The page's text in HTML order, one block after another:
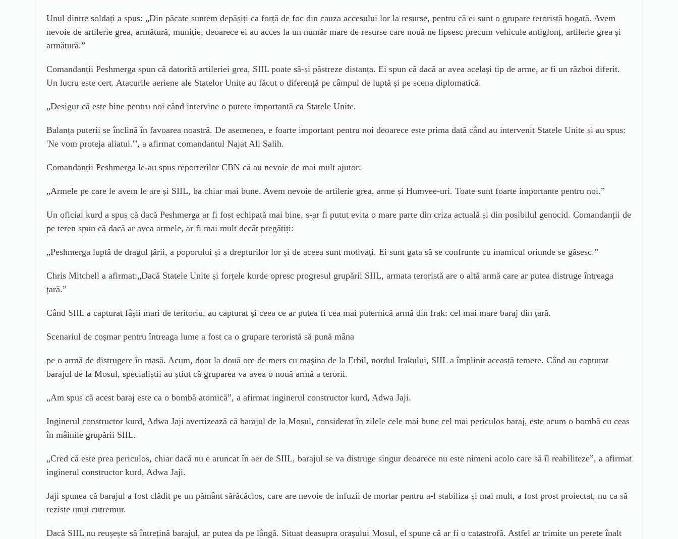
Unul dintre soldați a spus: „Din păcate suntem depășiți ca forță de foc din cauza accesului lor la resurse, pentru că ei sunt o grupare teroristă bogată. Avem
nevoie de artilerie grea, armătură, muniție, deoarece ei au acces la un număr mare de resurse care nouă ne lipsesc precum vehicule antiglonț, artilerie grea și
armătură.”
Comandanții Peshmerga spun că datorită artileriei grea, SIIL poate să-și păstreze distanța. Ei spun că dacă ar avea același tip de arme, ar fi un război diferit.
Un lucru este cert. Atacurile aeriene ale Statelor Unite au făcut o diferență pe câmpul de luptă și pe scena diplomatică.
„Desigur că este bine pentru noi când intervine o putere importantă ca Statele Unite.
Balanța puterii se înclină în favoarea noastră. De asemenea, e foarte important pentru noi deoarece este prima dată când au intervenit Statele Unite și au spus:
'Ne vom proteja aliatul.''', a afirmat comandantul Najat Ali Salih.
Comandanții Peshmerga le-au spus reporterilor CBN că au nevoie de mai mult ajutor:
„Armele pe care le avem le are și SIIL, ba chiar mai bune. Avem nevoie de artilerie grea, arme și Humvee-uri. Toate sunt foarte importante pentru noi.”
Un oficial kurd a spus că dacă Peshmerga ar fi fost echipată mai bine, s-ar fi putut evita o mare parte din criza actuală și din posibilul genocid. Comandanții de
pe teren spun că dacă ar avea armele, ar fi mai mult decât pregătiți:
„Peshmerga luptă de dragul țării, a poporului și a drepturilor lor și de aceea sunt motivați. Ei sunt gata să se confrunte cu inamicul oriunde se găsesc.”
Chris Mitchell a afirmat:„Dacă Statele Unite și forțele kurde opresc progresul grupării SIIL, armata teroristă are o altă armă care ar putea distruge întreaga
țară.”
Când SIIL a capturat fâșii mari de teritoriu, au capturat și ceea ce ar putea fi cea mai puternică armă din Irak: cel mai mare baraj din țară.
Scenariul de coșmar pentru întreaga lume a fost ca o grupare teroristă să pună mâna
pe o armă de distrugere în masă. Acum, doar la două ore de mers cu mașina de la Erbil, nordul Irakului, SIIL a împlinit această temere. Când au capturat
barajul de la Mosul, specialiștii au știut că gruparea va avea o nouă armă a terorii.
„Am spus că acest baraj este ca o bombă atomică”, a afirmat inginerul constructor kurd, Adwa Jaji.
Inginerul constructor kurd, Adwa Jaji avertizează că barajul de la Mosul, considerat în zilele cele mai bune cel mai periculos baraj, este acum o bombă cu ceas
în mâinile grupării SIIL.
„Cred că este prea periculos, chiar dacă nu e aruncat în aer de SIIL, barajul se va distruge singur deoarece nu este nimeni acolo care să îl reabiliteze”, a afirmat
inginerul constructor kurd, Adwa Jaji.
Jaji spunea că barajul a fost clădit pe un pământ sărăcăcios, care are nevoie de infuzii de mortar pentru a-l stabiliza și mai mult, a fost prost proiectat, nu ca să
reziste unui cutremur.
Dacă SIIL nu reușește să întrețină barajul, ar putea da pe lângă. Situat deasupra orașului Mosul, el spune că ar fi o catastrofă. Astfel ar trimite un perete înalt